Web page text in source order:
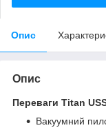
Опис
Опис
Переваги Titan
Вакуумний